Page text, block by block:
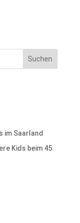
im Saarland
Kids beim 45.